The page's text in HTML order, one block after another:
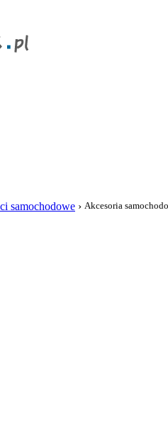
samochodowe › Akcesoria